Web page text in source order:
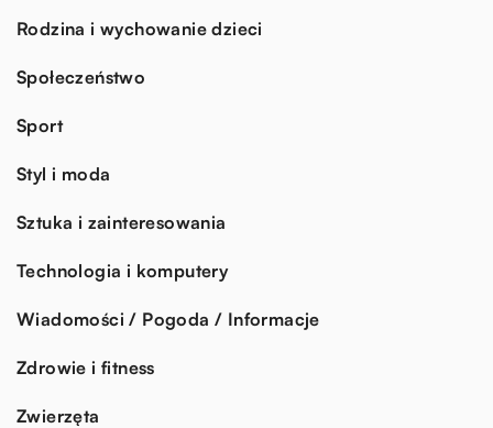
Rodzina i wychowanie dzieci
Społeczeństwo
Sport
Styl i moda
Sztuka i zainteresowania
Technologia i komputery
Wiadomości / Pogoda / Informacje
Zdrowie i fitness
Zwierzęta